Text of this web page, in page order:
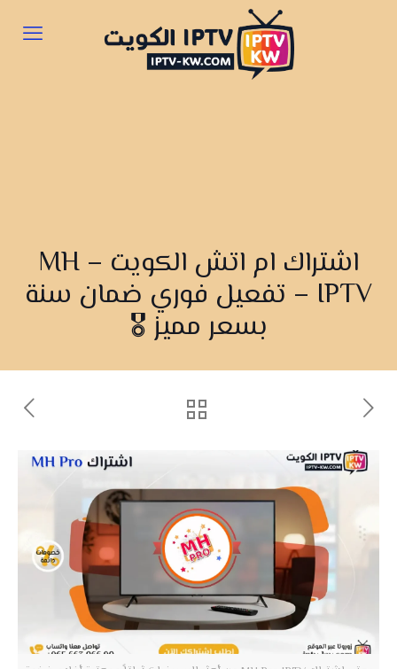
اشتراك ام اتش الكويت – MH
IPTV – تفعيل فوري ضمان سنة
بسعر مميز 🎖️